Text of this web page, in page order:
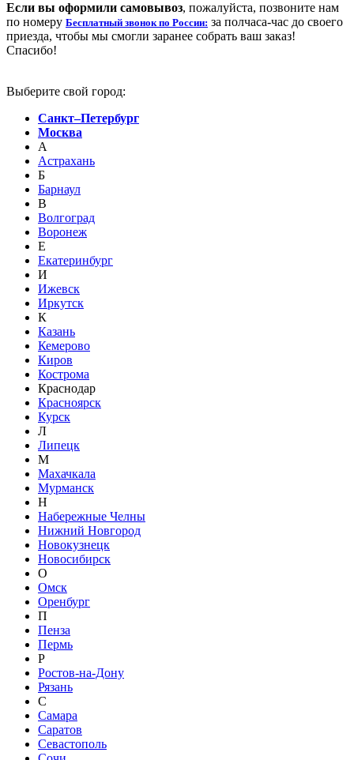
Если вы оформили самовывоз, пожалуйста, позвоните нам
по номеру Бесплатный звонок по России: за полчаса-час до своего
приезда, чтобы мы смогли заранее собрать ваш заказ!
Спасибо!
Выберите свой город:
Санкт–Петербург
Москва
А
Астрахань
Б
Барнаул
В
Волгоград
Воронеж
Е
Екатеринбург
И
Ижевск
Иркутск
К
Казань
Кемерово
Киров
Кострома
Краснодар
Красноярск
Курск
Л
Липецк
М
Махачкала
Мурманск
Н
Набережные Челны
Нижний Новгород
Новокузнецк
Новосибирск
О
Омск
Оренбург
П
Пенза
Пермь
Р
Ростов-на-Дону
Рязань
С
Самара
Саратов
Севастополь